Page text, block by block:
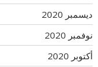
ديسمبر 2020
نوفمبر 2020
أكتوبر 2020